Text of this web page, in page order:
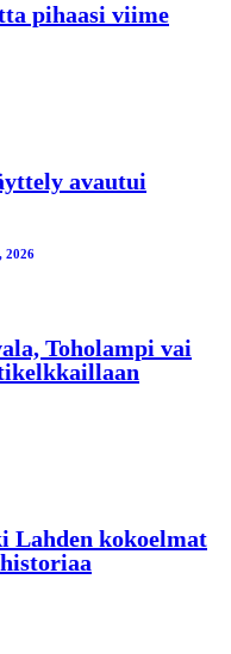
pihaasi viime
avautui
2026
Toholampi vai
Lahden kokoelmat